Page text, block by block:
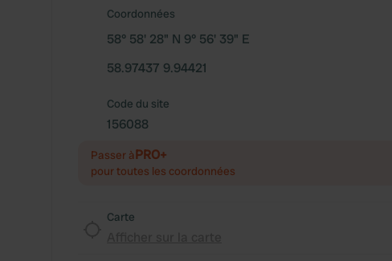
Coordonnées
58° 58' 28" N 9° 56' 39" E
58.97437 9.94421
Code du site
156088
Passer àPRO+
pour toutes les coordonnées
Carte